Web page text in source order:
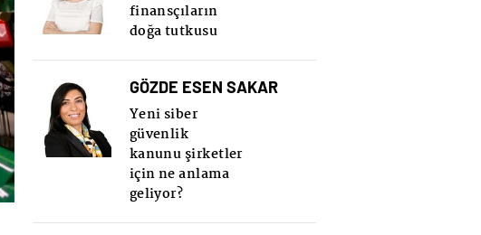
finansçıların
doğa tutkusu
GÖZDE ESEN SAKAR
Yeni siber
güvenlik
kanunu şirketler
için ne anlama
geliyor?